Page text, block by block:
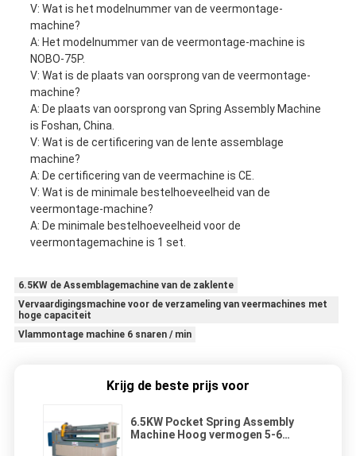
V: Wat is het modelnummer van de veermontage-
machine?
A: Het modelnummer van de veermontage-machine is
NOBO-75P.
V: Wat is de plaats van oorsprong van de veermontage-
machine?
A: De plaats van oorsprong van Spring Assembly Machine
is Foshan, China.
V: Wat is de certificering van de lente assemblage
machine?
A: De certificering van de veermachine is CE.
V: Wat is de minimale bestelhoeveelheid van de
veermontage-machine?
A: De minimale bestelhoeveelheid voor de
veermontagemachine is 1 set.
6.5KW de Assemblagemachine van de zaklente
Vervaardigingsmachine voor de verzameling van veermachines met
hoge capaciteit
Vlammontage machine 6 snaren / min
Krijg de beste prijs voor
6.5KW Pocket Spring Assembly
Machine Hoog vermogen 5-6